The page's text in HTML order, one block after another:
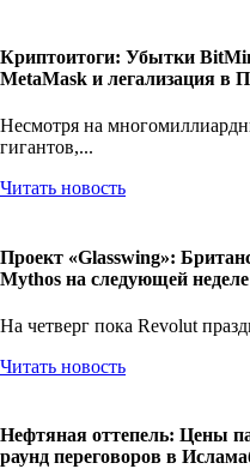
Криптоитоги: Убытки
MetaMask и легализация в
Несмотря на
гигантов,...
Читать новость
Проект «Glasswing»:
Mythos на следующей неделе
На четверг пока Revolut
Читать новость
Нефтяная оттепель: Цены
раунд переговоров в